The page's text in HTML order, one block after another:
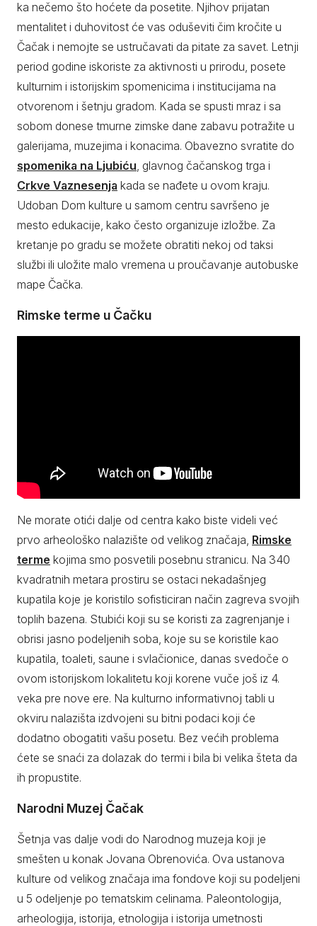
ka nečemo što hoćete da posetite. Njihov prijatan
mentalitet i duhovitost će vas oduševiti čim kročite u
Čačak i nemojte se ustručavati da pitate za savet. Letnji
period godine iskoriste za aktivnosti u prirodu, posete
kulturnim i istorijskim spomenicima i institucijama na
otvorenom i šetnju gradom. Kada se spusti mraz i sa
sobom donese tmurne zimske dane zabavu potražite u
galerijama, muzejima i konacima. Obavezno svratite do
spomenika na Ljubiću, glavnog čačanskog trga i
Crkve Vaznesenja kada se nađete u ovom kraju.
Udoban Dom kulture u samom centru savršeno je
mesto edukacije, kako često organizuje izložbe. Za
kretanje po gradu se možete obratiti nekoj od taksi
službi ili uložite malo vremena u proučavanje autobuske
mape Čačka.
Rimske terme u Čačku
Ne morate otići dalje od centra kako biste videli već
prvo arheološko nalazište od velikog značaja, Rimske
terme kojima smo posvetili posebnu stranicu. Na 340
kvadratnih metara prostiru se ostaci nekadašnjeg
kupatila koje je koristilo sofisticiran način zagreva svojih
toplih bazena. Stubići koji su se koristi za zagrenjanje i
obrisi jasno podeljenih soba, koje su se koristile kao
kupatila, toaleti, saune i svlačionice, danas svedoče o
ovom istorijskom lokalitetu koji korene vuče još iz 4.
veka pre nove ere. Na kulturno informativnoj tabli u
okviru nalazišta izdvojeni su bitni podaci koji će
dodatno obogatiti vašu posetu. Bez većih problema
ćete se snaći za dolazak do termi i bila bi velika šteta da
ih propustite.
Narodni Muzej Čačak
Šetnja vas dalje vodi do Narodnog muzeja koji je
smešten u konak Jovana Obrenovića. Ova ustanova
kulture od velikog značaja ima fondove koji su podeljeni
u 5 odeljenje po tematskim celinama. Paleontologija,
arheologija, istorija, etnologija i istorija umetnosti